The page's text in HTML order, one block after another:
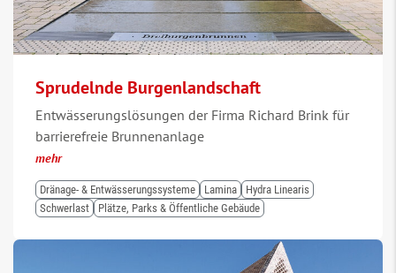
Sprudelnde Burgenlandschaft
Entwässerungslösungen der Firma Richard Brink für
barrierefreie Brunnenanlage
mehr
Dränage- & Entwässerungssysteme Lamina
Hydra Linearis
Schwerlast
Plätze, Parks & Öffentliche Gebäude